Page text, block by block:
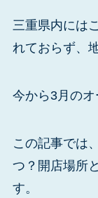
三重県内には
れておらず、
今から3月のオ
この記事では
つ？開店場所
す。